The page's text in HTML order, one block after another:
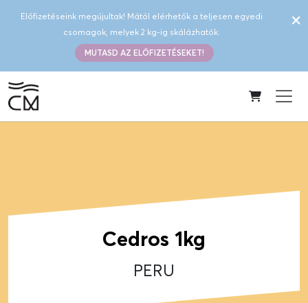
Előfizetéseink megújultak! Mától elérhetők a teljesen egyedi
csomagok, melyek 2 kg-ig skálázhatók.
MUTASD AZ ELŐFIZETÉSEKET!
×
Cedros 1kg
PERU